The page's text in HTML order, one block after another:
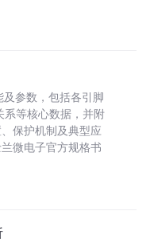
及参数，包括各引脚
系等核心数据，并附
保护机制及典型应
微电子官方规格书